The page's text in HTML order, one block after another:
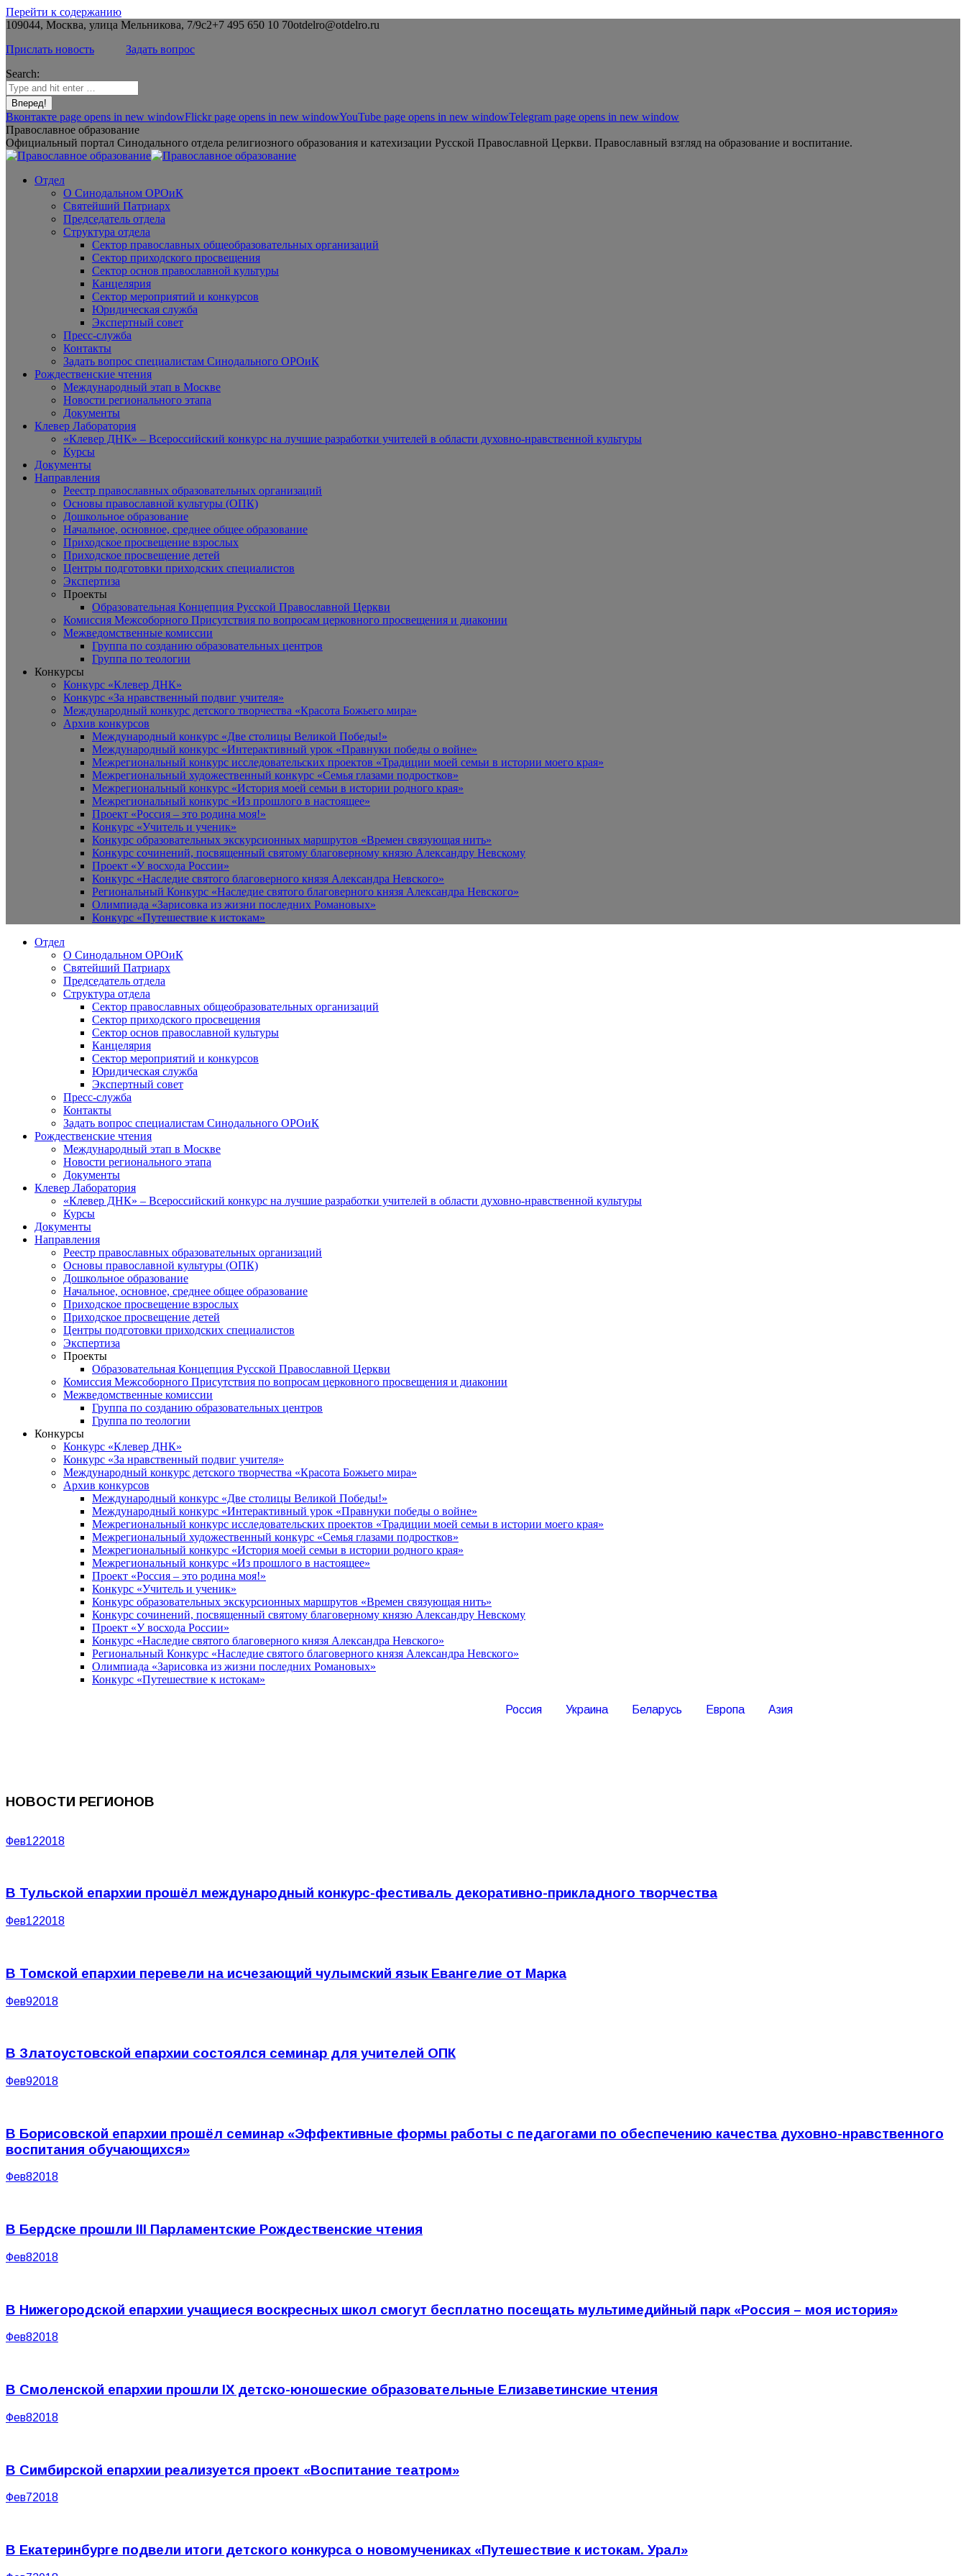
Перейти к содержанию
109044, Москва, улица Мельникова, 7/9с2+7 495 650 10 70otdelro@otdelro.ru
Прислать новость
Задать вопрос
Search:
Вконтакте page opens in new windowFlickr page opens in new windowYouTube page opens in new windowTelegram page opens in new window
Православное образование
Официальный портал Синодального отдела религиозного образования и катехизации Русской Православной Церкви. Православный взгляд на образование и воспитание.
Отдел
О Синодальном ОРОиК
Святейший Патриарх
Председатель отдела
Структура отдела
Сектор православных общеобразовательных организаций
Сектор приходского просвещения
Сектор основ православной культуры
Канцелярия
Сектор мероприятий и конкурсов
Юридическая служба
Экспертный совет
Пресс-служба
Контакты
Задать вопрос специалистам Синодального ОРОиК
Рождественские чтения
Международный этап в Москве
Новости регионального этапа
Документы
Клевер Лаборатория
«Клевер ДНК» – Всероссийский конкурс на лучшие разработки учителей в области духовно-нравственной культуры
Курсы
Документы
Направления
Реестр православных образовательных организаций
Основы православной культуры (ОПК)
Дошкольное образование
Начальное, основное, среднее общее образование
Приходское просвещение взрослых
Приходское просвещение детей
Центры подготовки приходских специалистов
Экспертиза
Проекты
Образовательная Концепция Русской Православной Церкви
Комиссия Межсоборного Присутствия по вопросам церковного просвещения и диаконии
Межведомственные комиссии
Группа по созданию образовательных центров
Группа по теологии
Конкурсы
Конкурс «Клевер ДНК»
Конкурс «За нравственный подвиг учителя»
Международный конкурс детского творчества «Красота Божьего мира»
Архив конкурсов
Международный конкурс «Две столицы Великой Победы!»
Международный конкурс «Интерактивный урок «Правнуки победы о войне»
Межрегиональный конкурс исследовательских проектов «Традиции моей семьи в истории моего края»
Межрегиональный художественный конкурс «Семья глазами подростков»
Межрегиональный конкурс «История моей семьи в истории родного края»
Межрегиональный конкурс «Из прошлого в настоящее»
Проект «Россия – это родина моя!»
Конкурс «Учитель и ученик»
Конкурс образовательных экскурсионных маршрутов «Времен связующая нить»
Конкурс сочинений, посвященный святому благоверному князю Александру Невскому
Проект «У восхода России»
Конкурс «Наследие святого благоверного князя Александра Невского»
Региональный Конкурс «Наследие святого благоверного князя Александра Невского»
Олимпиада «Зарисовка из жизни последних Романовых»
Конкурс «Путешествие к истокам»
Отдел
О Синодальном ОРОиК
Святейший Патриарх
Председатель отдела
Структура отдела
Сектор православных общеобразовательных организаций
Сектор приходского просвещения
Сектор основ православной культуры
Канцелярия
Сектор мероприятий и конкурсов
Юридическая служба
Экспертный совет
Пресс-служба
Контакты
Задать вопрос специалистам Синодального ОРОиК
Рождественские чтения
Международный этап в Москве
Новости регионального этапа
Документы
Клевер Лаборатория
«Клевер ДНК» – Всероссийский конкурс на лучшие разработки учителей в области духовно-нравственной культуры
Курсы
Документы
Направления
Реестр православных образовательных организаций
Основы православной культуры (ОПК)
Дошкольное образование
Начальное, основное, среднее общее образование
Приходское просвещение взрослых
Приходское просвещение детей
Центры подготовки приходских специалистов
Экспертиза
Проекты
Образовательная Концепция Русской Православной Церкви
Комиссия Межсоборного Присутствия по вопросам церковного просвещения и диаконии
Межведомственные комиссии
Группа по созданию образовательных центров
Группа по теологии
Конкурсы
Конкурс «Клевер ДНК»
Конкурс «За нравственный подвиг учителя»
Международный конкурс детского творчества «Красота Божьего мира»
Архив конкурсов
Международный конкурс «Две столицы Великой Победы!»
Международный конкурс «Интерактивный урок «Правнуки победы о войне»
Межрегиональный конкурс исследовательских проектов «Традиции моей семьи в истории моего края»
Межрегиональный художественный конкурс «Семья глазами подростков»
Межрегиональный конкурс «История моей семьи в истории родного края»
Межрегиональный конкурс «Из прошлого в настоящее»
Проект «Россия – это родина моя!»
Конкурс «Учитель и ученик»
Конкурс образовательных экскурсионных маршрутов «Времен связующая нить»
Конкурс сочинений, посвященный святому благоверному князю Александру Невскому
Проект «У восхода России»
Конкурс «Наследие святого благоверного князя Александра Невского»
Региональный Конкурс «Наследие святого благоверного князя Александра Невского»
Олимпиада «Зарисовка из жизни последних Романовых»
Конкурс «Путешествие к истокам»
Россия Украина Беларусь Европа Азия
НОВОСТИ РЕГИОНОВ
Фев122018
В Тульской епархии прошёл международный конкурс-фестиваль декоративно-прикладного творчества
Фев122018
В Томской епархии перевели на исчезающий чулымский язык Евангелие от Марка
Фев92018
В Златоустовской епархии состоялся семинар для учителей ОПК
Фев92018
В Борисовской епархии прошёл семинар «Эффективные формы работы с педагогами по обеспечению качества духовно-нравственного
воспитания обучающихся»
Фев82018
В Бердске прошли III Парламентские Рождественские чтения
Фев82018
В Нижегородской епархии учащиеся воскресных школ смогут бесплатно посещать мультимедийный парк «Россия – моя история»
Фев82018
В Смоленской епархии прошли IX детско-юношеские образовательные Елизаветинские чтения
Фев82018
В Симбирской епархии реализуется проект «Воспитание театром»
Фев72018
В Екатеринбурге подвели итоги детского конкурса о новомучениках «Путешествие к истокам. Урал»